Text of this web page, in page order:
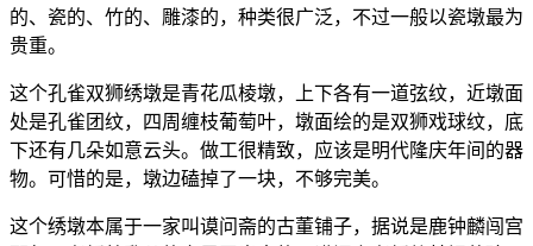
的、瓷的、竹的、雕漆的，种类很广泛，不过一般以瓷墩最为
贵重。
这个孔雀双狮绣墩是青花瓜棱墩，上下各有一道弦纹，近墩面
处是孔雀团纹，四周缠枝葡萄叶，墩面绘的是双狮戏球纹，底
下还有几朵如意云头。做工很精致，应该是明代隆庆年间的器
物。可惜的是，墩边磕掉了一块，不够完美。
这个绣墩本属于一家叫谟问斋的古董铺子，据说是鹿钟麟闯宫